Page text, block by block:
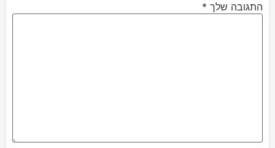
התגובה שלך *